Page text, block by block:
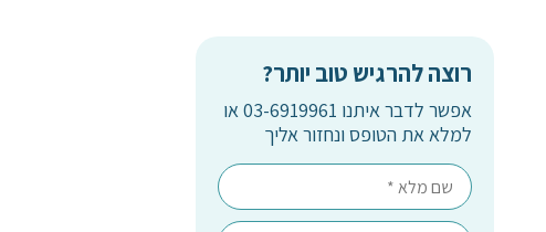
רוצה להרגיש טוב יותר?
אפשר לדבר איתנו 03-6919961 או
למלא את הטופס ונחזור אליך